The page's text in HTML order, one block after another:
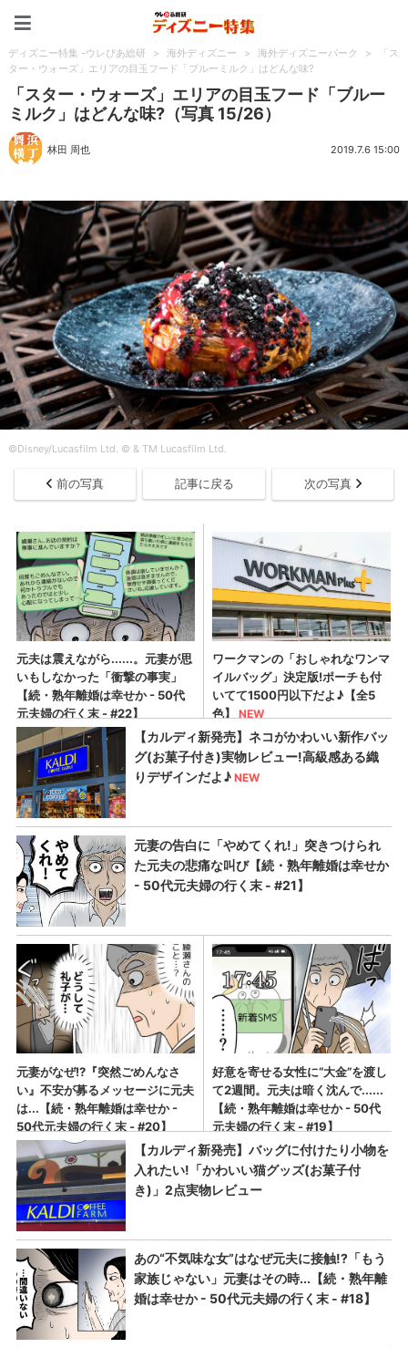
ディズニー特集 -ウレぴあ総研 > 海外ディズニー > 海外ディズニーパーク >
「ス
ター・ウォーズ」エリアの目玉フード「ブルーミルク」はどんな味?
「スター・ウォーズ」エリアの目玉フード「ブルー
ミルク」はどんな味?（写真 15/26）
林田 周也 2019.7.6 15:00
©Disney/Lucasfilm Ltd. © & TM Lucasfilm Ltd.
前の写真 記事に戻る 次の写真